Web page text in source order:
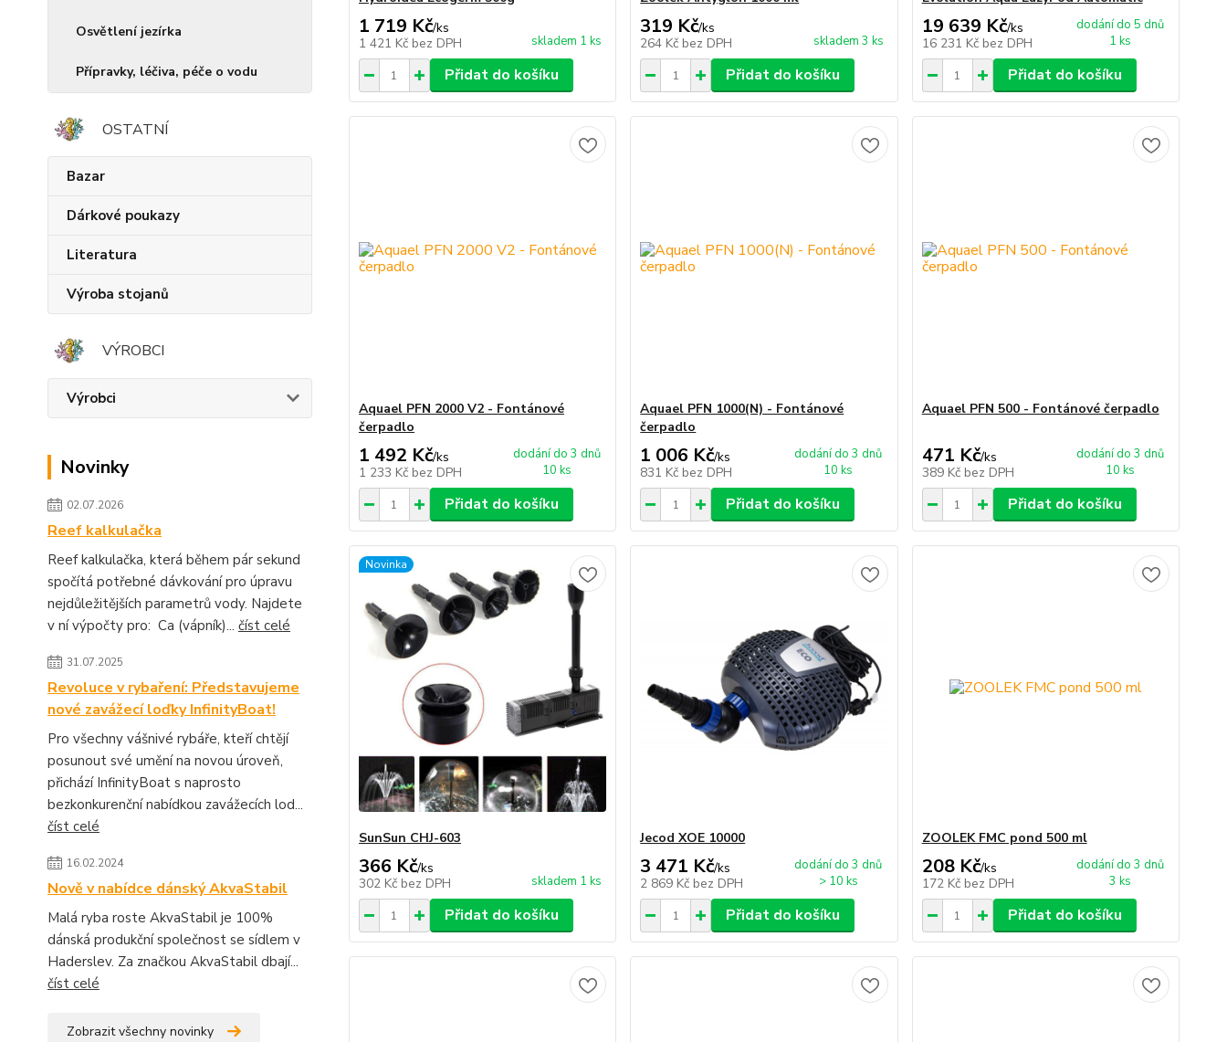
Osvětlení jezírka
Přípravky, léčiva, péče o vodu
OSTATNÍ
Bazar
Dárkové poukazy
Literatura
Výroba stojanů
VÝROBCI
Výrobci
Novinky
02.07.2026
Reef kalkulačka
Reef kalkulačka, která během pár sekund
spočítá potřebné dávkování pro úpravu
nejdůležitějších parametrů vody. Najdete
v ní výpočty pro: Ca (vápník)... číst celé
31.07.2025
Revoluce v rybaření: Představujeme
nové zavážecí loďky InfinityBoat!
Pro všechny vášnivé rybáře, kteří chtějí
posunout své umění na novou úroveň,
přichází InfinityBoat s naprosto
bezkonkurenční nabídkou zavážecích lod...
číst celé
16.02.2024
Nově v nabídce dánský AkvaStabil
Malá ryba roste AkvaStabil je 100%
dánská produkční společnost se sídlem v
Haderslev. Za značkou AkvaStabil dbají...
číst celé
Zobrazit všechny novinky
1 719 Kč/ks
1 421 Kč bez DPH skladem 1 ks
Přidat do košíku
319 Kč/ks
264 Kč bez DPH skladem 3 ks
Přidat do košíku
19 639 Kč/ks
16 231 Kč bez DPH
dodání do 5 dnů
1 ks
Přidat do košíku
Aquael PFN 2000 V2 - Fontánové
čerpadlo
1 492 Kč/ks
1 233 Kč bez DPH
dodání do 3 dnů
10 ks
Přidat do košíku
Aquael PFN 1000(N) - Fontánové
čerpadlo
1 006 Kč/ks
831 Kč bez DPH
dodání do 3 dnů
10 ks
Přidat do košíku
Aquael PFN 500 - Fontánové čerpadlo
471 Kč/ks
389 Kč bez DPH
dodání do 3 dnů
10 ks
Přidat do košíku
Novinka
SunSun CHJ-603
366 Kč/ks
302 Kč bez DPH skladem 1 ks
Přidat do košíku
Jecod XOE 10000
3 471 Kč/ks
2 869 Kč bez DPH
dodání do 3 dnů
> 10 ks
Přidat do košíku
ZOOLEK FMC pond 500 ml
208 Kč/ks
172 Kč bez DPH
dodání do 3 dnů
3 ks
Přidat do košíku